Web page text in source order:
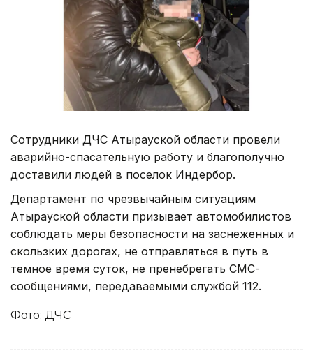
Сотрудники ДЧС Атырауской области провели
аварийно-спасательную работу и благополучно
доставили людей в поселок Индербор.
Департамент по чрезвычайным ситуациям
Атырауской области призывает автомобилистов
соблюдать меры безопасности на заснеженных и
скользких дорогах, не отправляться в путь в
темное время суток, не пренебрегать СМС-
сообщениями, передаваемыми службой 112.
Фото: ДЧС